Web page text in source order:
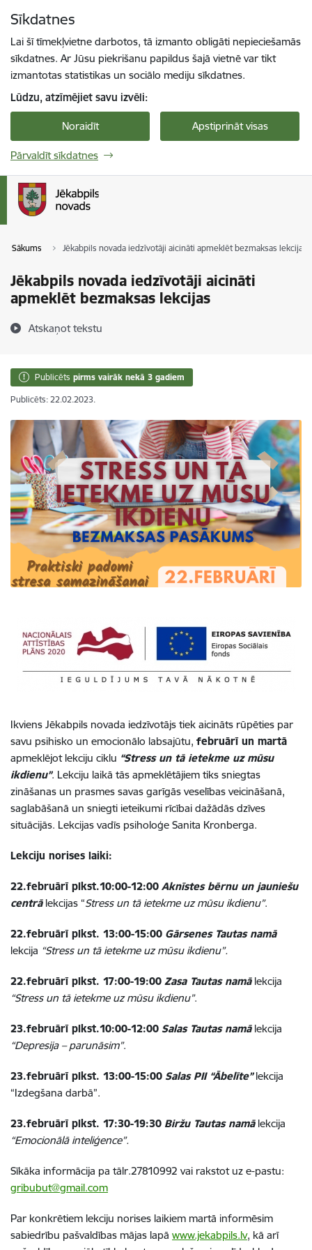
Sīkdatnes
Lai šī tīmekļvietne darbotos, tā izmanto obligāti nepieciešamās
sīkdatnes. Ar Jūsu piekrišanu papildus šajā vietnē var tikt
izmantotas statistikas un sociālo mediju sīkdatnes.
Lūdzu, atzīmējiet savu izvēli:
Noraidīt Apstiprināt visas
Pārvaldīt sīkdatnes
Sākums Jēkabpils novada iedzīvotāji aicināti apmeklēt bezmaksas lekcijas
Jēkabpils novada iedzīvotāji aicināti
apmeklēt bezmaksas lekcijas
Atskaņot tekstu
Publicēts pirms vairāk nekā 3 gadiem
Publicēts: 22.02.2023.
Ikviens Jēkabpils novada iedzīvotājs tiek aicināts rūpēties par
savu psihisko un emocionālo labsajūtu, februārī un martā
apmeklējot lekciju ciklu “Stress un tā ietekme uz mūsu
ikdienu”. Lekciju laikā tās apmeklētājiem tiks sniegtas
zināšanas un prasmes savas garīgās veselības veicināšanā,
saglabāšanā un sniegti ieteikumi rīcībai dažādās dzīves
situācijās. Lekcijas vadīs psiholoģe Sanita Kronberga.
Lekciju norises laiki:
22.februārī plkst.10:00-12:00 Aknīstes bērnu un jauniešu
centrālekcijas “Stress un tā ietekme uz mūsu ikdienu”.
22.februārī plkst. 13:00-15:00 Gārsenes Tautas namā
lekcija “Stress un tā ietekme uz mūsu ikdienu”.
22.februārī plkst. 17:00-19:00 Zasa Tautas namālekcija
“Stress un tā ietekme uz mūsu ikdienu”.
23.februārī plkst.10:00-12:00 Salas Tautas namālekcija
“Depresija – parunāsim”.
23.februārī plkst. 13:00-15:00 Salas PII “Ābelīte”lekcija
“Izdegšana darbā”.
23.februārī plkst. 17:30-19:30 Biržu Tautas namālekcija
“Emocionālā inteliģence”.
Sīkāka informācija pa tālr.27810992 vai rakstot uz e-pastu:
gribubut@gmail.com
Par konkrētiem lekciju norises laikiem martā informēsim
sabiedrību pašvaldības mājas lapā www.jekabpils.lv, kā arī